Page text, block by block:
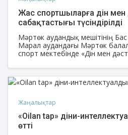
Жас спортшыларға дін мен
сабақтастығы түсіндірілді
Мәртөк аудандық мешітінің
Марал аудандағы Мәртөк
спорт мектебінде «Дін мен
Жаңалықтар
«Oilan tap» діни-
өтті